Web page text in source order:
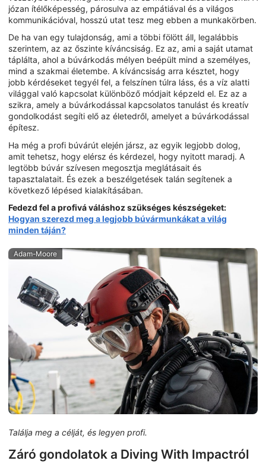
józan ítélőképesség, párosulva az empátiával és a világos
kommunikációval, hosszú utat tesz meg ebben a munkakörben.
De ha van egy tulajdonság, ami a többi fölött áll, legalábbis
szerintem, az az őszinte kíváncsiság. Ez az, ami a saját utamat
táplálta, ahol a búvárkodás mélyen beépült mind a személyes,
mind a szakmai életembe. A kíváncsiság arra késztet, hogy
jobb kérdéseket tegyél fel, a felszínen túlra láss, és a víz alatti
világgal való kapcsolat különböző módjait képzeld el. Ez az a
szikra, amely a búvárkodással kapcsolatos tanulást és kreatív
gondolkodást segíti elő az életedről, amelyet a búvárkodással
építesz.
Ha még a profi búvárút elején jársz, az egyik legjobb dolog,
amit tehetsz, hogy elérsz és kérdezel, hogy nyitott maradj. A
legtöbb búvár szívesen megosztja meglátásait és
tapasztalatait. És ezek a beszélgetések talán segítenek a
következő lépésed kialakításában.
Fedezd fel a profivá váláshoz szükséges készségeket:
Hogyan szerezd meg a legjobb búvármunkákat a világ
minden táján?
Adam-Moore
Találja meg a célját, és legyen profi.
Záró gondolatok a Diving With Impactról